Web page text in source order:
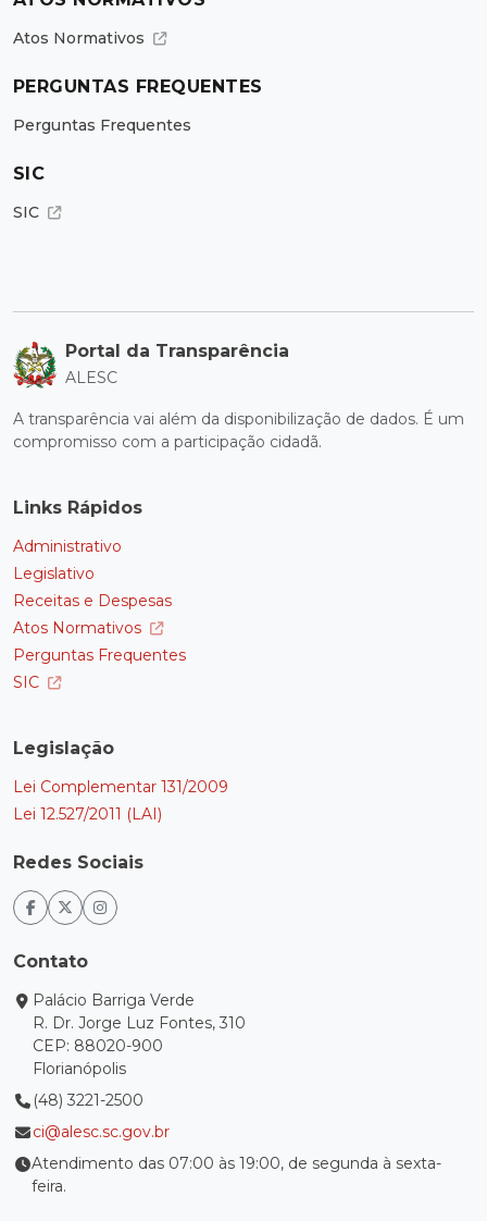
Atos Normativos
PERGUNTAS FREQUENTES
Perguntas Frequentes
SIC
SIC
Portal da Transparência
ALESC
A transparência vai além da disponibilização de dados. É um
compromisso com a participação cidadã.
Links Rápidos
Administrativo
Legislativo
Receitas e Despesas
Atos Normativos
Perguntas Frequentes
SIC
Legislação
Lei Complementar 131/2009
Lei 12.527/2011 (LAI)
Redes Sociais
Contato
Palácio Barriga Verde
R. Dr. Jorge Luz Fontes, 310
CEP: 88020-900
Florianópolis
(48) 3221-2500
ci@alesc.sc.gov.br
Atendimento das 07:00 às 19:00, de segunda à sexta-
feira.